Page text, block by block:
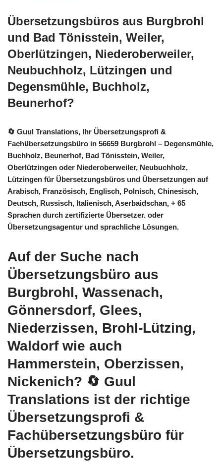
Übersetzungsbüros aus Burgbrohl
und Bad Tönisstein, Weiler,
Oberlützingen, Niederoberweiler,
Neubuchholz, Lützingen und
Degensmühle, Buchholz,
Beunerhof?
🔄 Guul Translations, Ihr Übersetzungsprofi &
Fachübersetzungsbüro in 56659 Burgbrohl – Degensmühle,
Buchholz, Beunerhof, Bad Tönisstein, Weiler,
Oberlützingen oder Niederoberweiler, Neubuchholz,
Lützingen für Übersetzungsbüros und Übersetzungen auf
Arabisch, Französisch, Englisch, Polnisch, Chinesisch,
Deutsch, Russisch, Italienisch, Aserbaidschan, + 65
Sprachen durch zertifizierte Übersetzer. oder
Übersetzungsagentur und sprachliche Lösungen.
Auf der Suche nach
Übersetzungsbüro aus
Burgbrohl, Wassenach,
Gönnersdorf, Glees,
Niederzissen, Brohl-Lützing,
Waldorf wie auch
Hammerstein, Oberzissen,
Nickenich? 🔄 Guul
Translations ist der richtige
Übersetzungsprofi &
Fachübersetzungsbüro für
Übersetzungsbüro.